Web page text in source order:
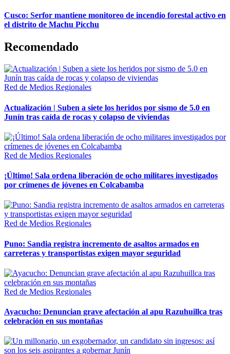
Cusco: Serfor mantiene monitoreo de incendio forestal activo en
el distrito de Machu Picchu
Recomendado
Red de Medios Regionales
Actualización | Suben a siete los heridos por sismo de 5.0 en
Junín tras caída de rocas y colapso de viviendas
Red de Medios Regionales
¡Último! Sala ordena liberación de ocho militares investigados
por crímenes de jóvenes en Colcabamba
Red de Medios Regionales
Puno: Sandia registra incremento de asaltos armados en
carreteras y transportistas exigen mayor seguridad
Red de Medios Regionales
Ayacucho: Denuncian grave afectación al apu Razuhuillca tras
celebración en sus montañas